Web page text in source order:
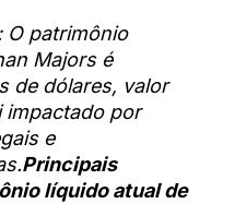
O patrimônio
Majors é
de dólares, valor
impactado por
e
Principais
líquido atual de